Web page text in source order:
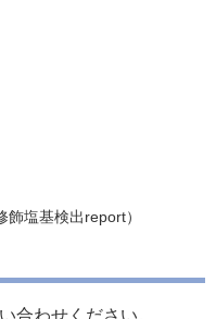
飾塩基検出report）
合わせください。